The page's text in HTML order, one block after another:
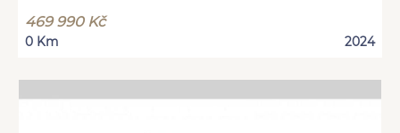
469 990 Kč
0 Km 2024